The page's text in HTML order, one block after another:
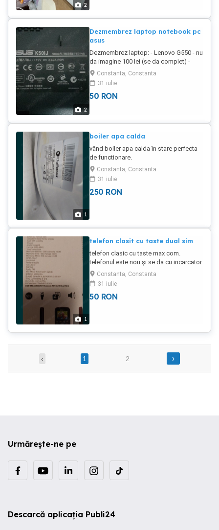
2
2
Dezmembrez laptop notebook pc
asus
Dezmembrez laptop: - Lenovo G550 - nu
da imagine 100 lei (se da complet) -
Asus K50 IN notebook pc - nu da
imagine(display spart) 50 lei (se da
complet) se dau complete. pretul in
functie de piesa. se dau fara incarcator.
Constanta, Constanta
31 iulie
50 RON
1
boiler apa calda
vând boiler apa calda în stare perfecta
de functionare.
Constanta, Constanta
31 iulie
250 RON
1
telefon clasit cu taste dual sim
telefon clasic cu taste max com.
telefonul este nou și se da cu incarcator
și căști. telefonul este dual-sim.
Constanta, Constanta
31 iulie
50 RON
‹ 1 2 ›
Urmărește-ne pe
Descarcă aplicația Publi24